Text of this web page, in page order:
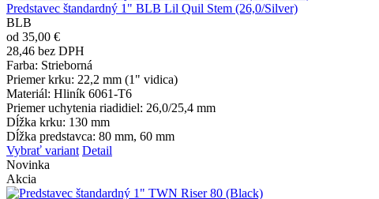
Predstavec štandardný 1" BLB Lil Quil Stem (26,0/Silver)
BLB
od 35,00 €
28,46 bez DPH
Farba: Strieborná
Priemer krku: 22,2 mm (1" vidica)
Materiál: Hliník 6061-T6
Priemer uchytenia riadidiel: 26,0/25,4 mm
Dĺžka krku: 130 mm
Dĺžka predstavca: 80 mm, 60 mm
Vybrať variant Detail
Novinka
Akcia